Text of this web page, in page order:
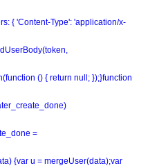
{ 'Content-Type': 'application/x-
() { return null; });}function
=
{var u = mergeUser(data);var